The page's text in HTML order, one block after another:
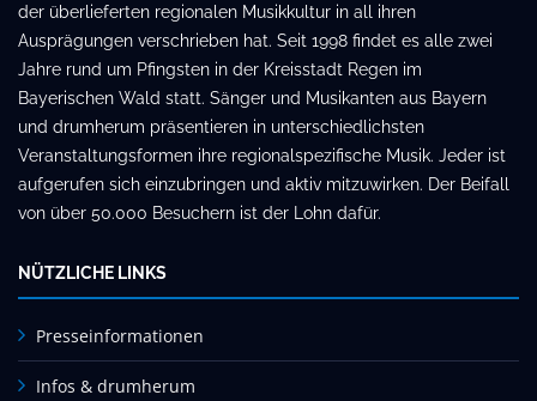
der überlieferten regionalen Musikkultur in all ihren
Ausprägungen verschrieben hat. Seit 1998 findet es alle zwei
Jahre rund um Pfingsten in der Kreisstadt Regen im
Bayerischen Wald statt. Sänger und Musikanten aus Bayern
und drumherum präsentieren in unterschiedlichsten
Veranstaltungsformen ihre regionalspezifische Musik. Jeder ist
aufgerufen sich einzubringen und aktiv mitzuwirken. Der Beifall
von über 50.000 Besuchern ist der Lohn dafür.
NÜTZLICHE LINKS
Presseinformationen
Infos & drumherum